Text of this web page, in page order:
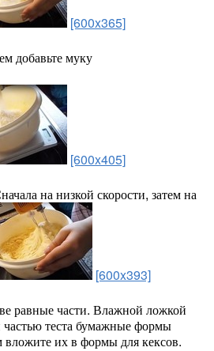
[600x365]
добавьте муку
[600x405]
на низкой скорости, затем на
[600x393]
равные части. Влажной ложкой
частью теста бумажные формы
вложите их в формы для кексов.